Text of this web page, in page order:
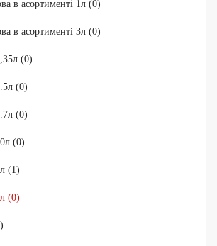
в асортименті 1л (0)
в асортименті 3л (0)
(0)
(0)
(0)
(0)
(1)
(0)